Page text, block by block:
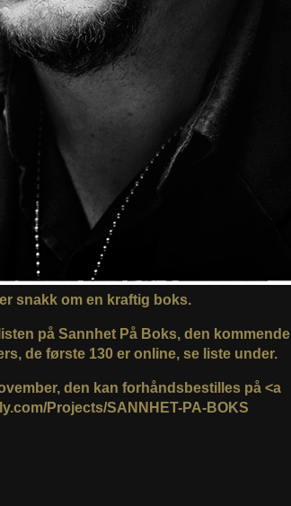
snakk om en kraftig boks.
på Sannhet På Boks, den kommende
de første 130 er online, se liste under.
den kan forhåndsbestilles på <a
Projects/SANNHET-PA-BOKS